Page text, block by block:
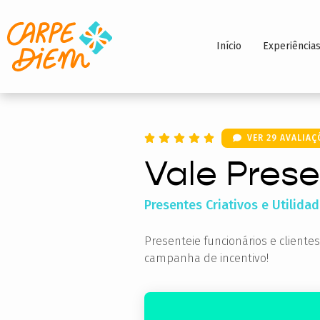
Início Experiências
VER 29
Vale
Presentes Criativos e
Presenteie funcionários e
campanha de incentivo!